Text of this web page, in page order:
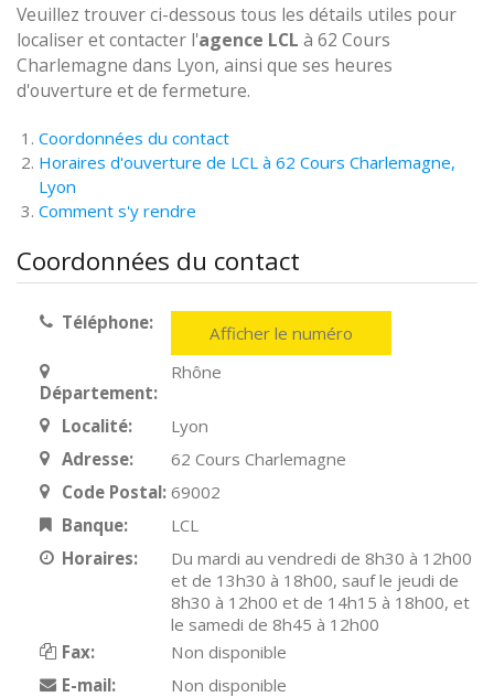
Veuillez trouver ci-dessous tous les détails utiles pour
localiser et contacter l'agence LCL à 62 Cours
Charlemagne dans Lyon, ainsi que ses heures
d'ouverture et de fermeture.
Coordonnées du contact
Horaires d'ouverture de LCL à 62 Cours Charlemagne,
Lyon
Comment s'y rendre
Coordonnées du contact
Téléphone: Afficher le numéro
Département:
Rhône
Localité:
Lyon
Adresse:
62 Cours Charlemagne
Code Postal: 69002
Banque:
LCL
Horaires:
Du mardi au vendredi de 8h30 à 12h00
et de 13h30 à 18h00, sauf le jeudi de
8h30 à 12h00 et de 14h15 à 18h00, et
le samedi de 8h45 à 12h00
Fax:
Non disponible
E-mail:
Non disponible